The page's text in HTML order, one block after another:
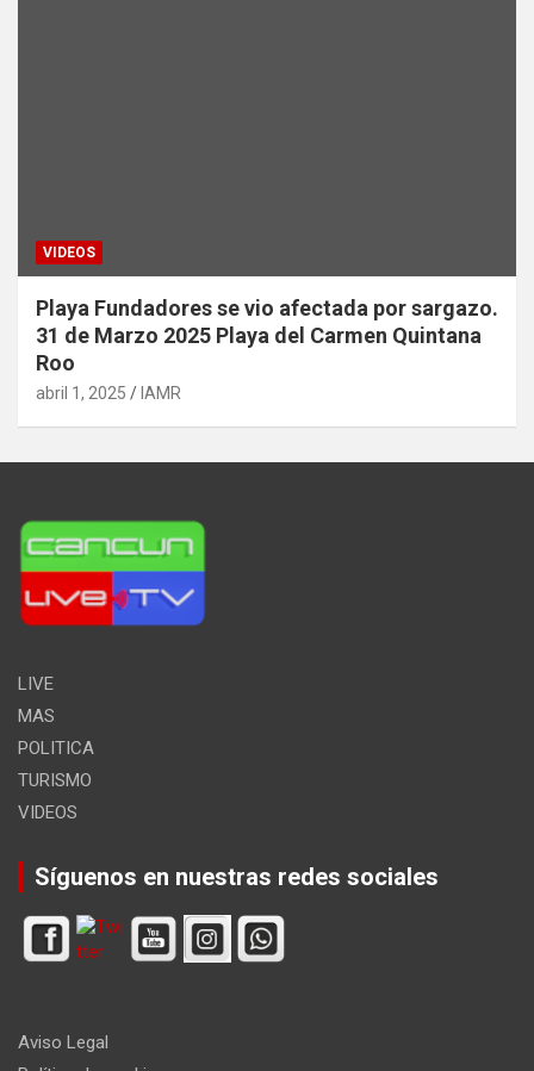
VIDEOS
Playa Fundadores se vio afectada por sargazo.
31 de Marzo 2025 Playa del Carmen Quintana
Roo
abril 1, 2025 IAMR
LIVE
MAS
POLITICA
TURISMO
VIDEOS
Síguenos en nuestras redes sociales
Aviso Legal